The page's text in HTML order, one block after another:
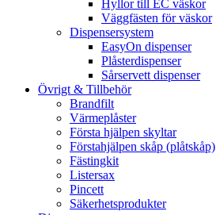
Hyllor till EC väskor
Väggfästen för väskor
Dispensersystem
EasyOn dispenser
Plåsterdispenser
Sårservett dispenser
Övrigt & Tillbehör
Brandfilt
Värmeplåster
Första hjälpen skyltar
Förstahjälpen skåp (plåtskåp)
Fästingkit
Listersax
Pincett
Säkerhetsprodukter